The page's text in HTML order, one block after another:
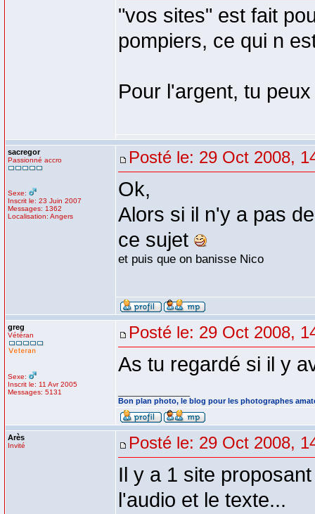
"vos sites" est fait
pompiers, ce qui n
Pour l'argent, tu
sacregor
Passionné accro
Sexe:
Inscrit le: 23 Juin 2007
Messages: 1362
Localisation: Angers
Posté le: 29 Oct 2008,
Ok,
Alors si il n'y a pas
ce sujet
et puis que on banisse Nico
greg
Vétéran
Sexe:
Inscrit le: 11 Avr 2005
Messages: 5131
Posté le: 29 Oct 2008,
As tu regardé si il y
Bon plan photo, le blog pour les photographes
Arès
Invité Posté le: 29 Oct 2008,
Il y a 1 site
l'audio et le texte...